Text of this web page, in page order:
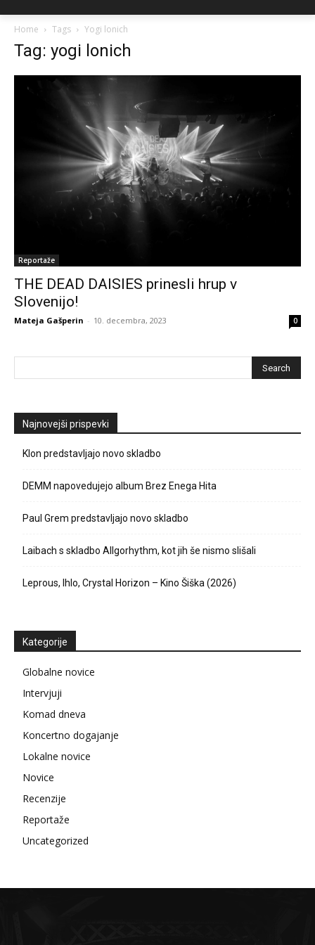
Home Tags Yogi lonich
Tag: yogi lonich
Reportaže
THE DEAD DAISIES prinesli hrup v
Slovenijo!
Mateja Gašperin - 10. decembra, 2023 0
Najnovejši prispevki
Klon predstavljajo novo skladbo
DEMM napovedujejo album Brez Enega Hita
Paul Grem predstavljajo novo skladbo
Laibach s skladbo Allgorhythm, kot jih še nismo slišali
Leprous, Ihlo, Crystal Horizon – Kino Šiška (2026)
Kategorije
Globalne novice
Intervjuji
Komad dneva
Koncertno dogajanje
Lokalne novice
Novice
Recenzije
Reportaže
Uncategorized